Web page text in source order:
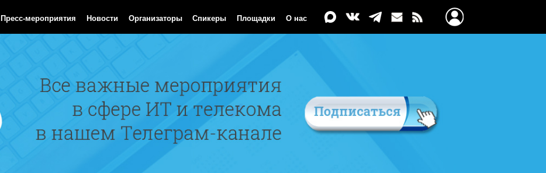
Пресс-мероприятия Новости Организаторы Спикеры Площадки О нас